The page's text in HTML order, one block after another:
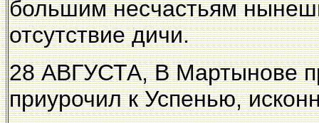
большим несчастьям
отсутствие дичи.
28 АВГУСТА, В Мартынове
приурочил к Успенью,